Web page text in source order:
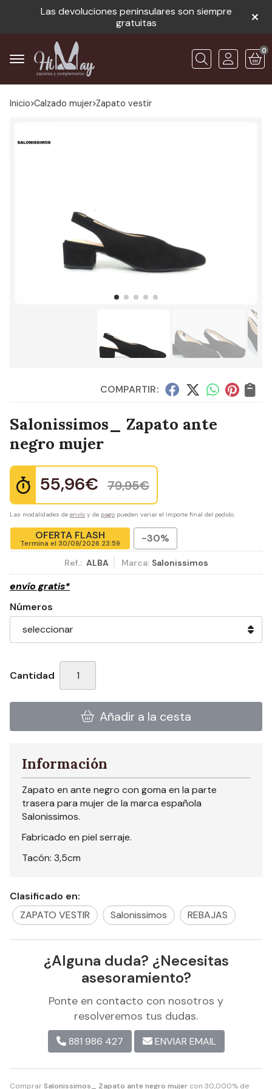
Las devoluciones peninsulares son siempre
gratuitas
Buscar
0
Inicio calzado mujer zapato vestir
COMPARTIR:
Salonissimos_ Zapato ante
negro mujer
55,96€ 79,95€
Las modalidades de envío y de pago pueden variar el importe final del pedido.
OFERTA FLASH
Termina el 30/09/2026 23:59 -30%
Ref.: ALBA Marca: Salonissimos
envío gratis*
Números
Cantidad
Añadir a la cesta
ComprarSalonissimos_ Zapato ante negro mujer con 30,000% de
Información
Zapato en ante negro con goma en la parte
trasera para mujer de la marca española
Salonissimos.
Fabricado en piel serraje.
Tacón: 3,5cm
Clasificado en:
ZAPATO VESTIR
Salonissimos REBAJAS
¿Alguna duda? ¿Necesitas
asesoramiento?
Ponte en contacto con nosotros y
resolveremos tus dudas.
881 986 427 ENVIAR EMAIL